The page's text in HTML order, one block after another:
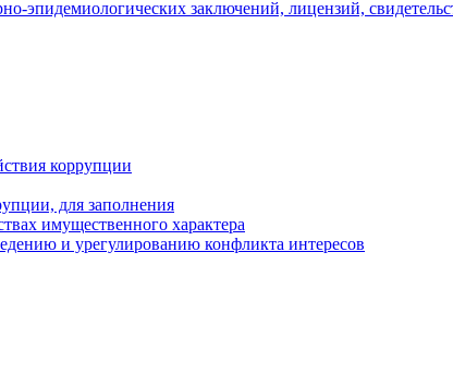
эпидемиологических заключений, лицензий,
коррупции
для заполнения
имущественного характера
и урегулированию конфликта интересов